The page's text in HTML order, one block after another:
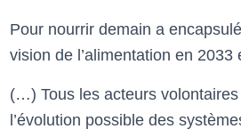
Pour nourrir demain a
vision de l’alimentation en
(…) Tous les acteurs
l’évolution possible des